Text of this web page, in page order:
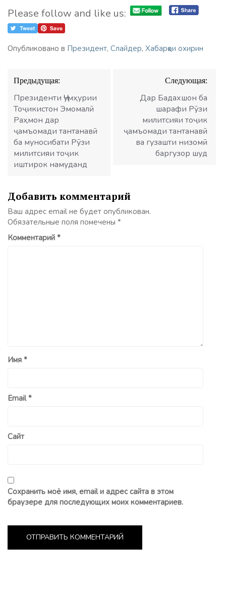
Please follow and like us:
Опубликовано в Президент, Слайдер, Хабарҳои охирин
Навигация
по
записям
Предыдущая:
Президенти Ҷумҳурии
Тоҷикистон Эмомалӣ
Раҳмон дар
ҷамъомади тантанавӣ
ба муносибати Рӯзи
милитсияи тоҷик
иштирок намуданд
Следующая:
Дар Бадахшон ба
шарафи Рӯзи
милитсияи тоҷик
ҷамъомади тантанавӣ
ва гузашти низомӣ
баргузор шуд
Добавить комментарий
Ваш адрес email не будет опубликован.
Обязательные поля помечены *
Комментарий *
Имя *
Email*
Сайт
Сохранить моё имя, email и адрес сайта в этом
браузере для последующих моих комментариев.